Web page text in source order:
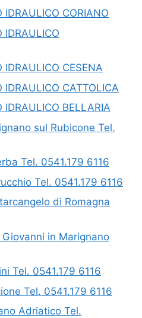
IDRAULICO CORIANO
IDRAULICO
IDRAULICO CESENA
IDRAULICO CATTOLICA
IDRAULICO BELLARIA
sul Rubicone Tel.
Tel. 0541.179 6116
Tel. 0541.179 6116
di Romagna
in Marignano
Tel. 0541.179 6116
Tel. 0541.179 6116
Adriatico Tel.